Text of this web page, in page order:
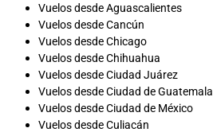
Vuelos desde Aguascalientes
Vuelos desde Cancún
Vuelos desde Chicago
Vuelos desde Chihuahua
Vuelos desde Ciudad Juárez
Vuelos desde Ciudad de Guatemala
Vuelos desde Ciudad de México
Vuelos desde Culiacán